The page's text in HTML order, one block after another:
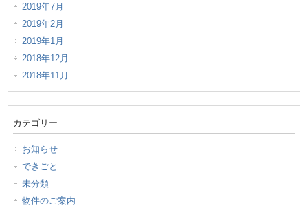
2019年7月
2019年2月
2019年1月
2018年12月
2018年11月
カテゴリー
お知らせ
できごと
未分類
物件のご案内